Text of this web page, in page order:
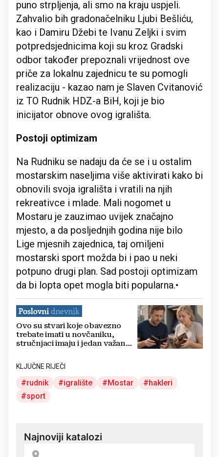
puno strpljenja, ali smo na kraju uspjeli.
Zahvalio bih gradonačelniku Ljubi Bešliću,
kao i Damiru Džebi te Ivanu Zeljki i svim
potpredsjednicima koji su kroz Gradski
odbor također prepoznali vrijednost ove
priče za lokalnu zajednicu te su pomogli
realizaciju - kazao nam je Slaven Cvitanović
iz TO Rudnik HDZ-a BiH, koji je bio
inicijator obnove ovog igrališta.
Postoji optimizam
Na Rudniku se nadaju da će se i u ostalim
mostarskim naseljima više aktivirati kako bi
obnovili svoja igrališta i vratili na njih
rekreativce i mlade. Mali nogomet u
Mostaru je zauzimao uvijek značajno
mjesto, a da posljednjih godina nije bilo
Lige mjesnih zajednica, taj omiljeni
mostarski sport možda bi i pao u neki
potpuno drugi plan. Sad postoji optimizam
da bi lopta opet mogla biti popularna.•
Ovo su stvari koje obavezno
trebate imati u novčaniku,
stručnjaci imaju i jedan važan
KLJUČNE RIJEČI
rudnik igralište Mostar
hakleri
sport